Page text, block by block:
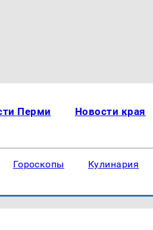
Перми Новости края
Гороскопы Кулинария